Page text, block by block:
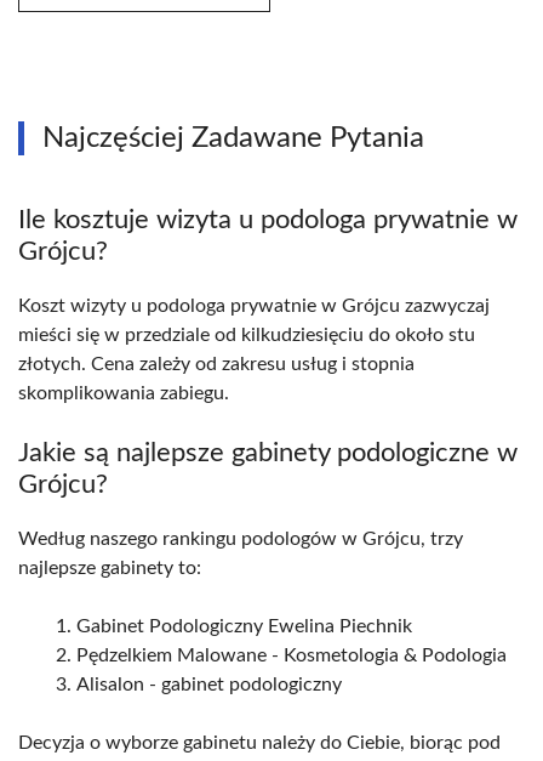
Najczęściej Zadawane Pytania
Ile kosztuje wizyta u podologa prywatnie w
Grójcu?
Koszt wizyty u podologa prywatnie w Grójcu zazwyczaj
mieści się w przedziale od kilkudziesięciu do około stu
złotych. Cena zależy od zakresu usług i stopnia
skomplikowania zabiegu.
Jakie są najlepsze gabinety podologiczne w
Grójcu?
Według naszego rankingu podologów w Grójcu, trzy
najlepsze gabinety to:
Gabinet Podologiczny Ewelina Piechnik
Pędzelkiem Malowane - Kosmetologia & Podologia
Alisalon - gabinet podologiczny
Decyzja o wyborze gabinetu należy do Ciebie, biorąc pod